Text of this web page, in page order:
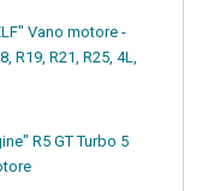
Vano motore -
R19, R21, R25, 4L,
R5 GT Turbo 5